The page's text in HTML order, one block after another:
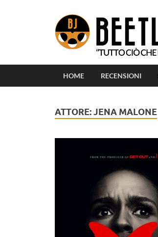
HOME RECENSIONI
ATTORE:JENA MALONE